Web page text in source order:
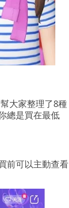
大家整理了8種
總是買在最低
前可以主動查看